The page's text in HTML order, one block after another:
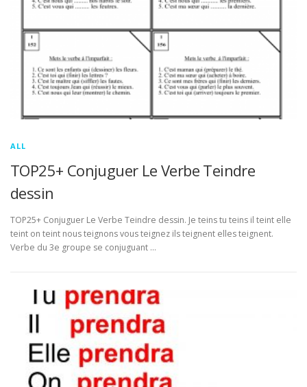
ALL
TOP25+ Conjuguer Le Verbe Teindre
dessin
TOP25+ Conjuguer Le Verbe Teindre dessin. Je teins tu teins il teint elle
teint on teint nous teignons vous teignez ils teignent elles teignent.
Verbe du 3e groupe se conjuguant …